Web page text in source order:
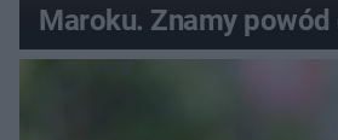
Maroku. Znamy